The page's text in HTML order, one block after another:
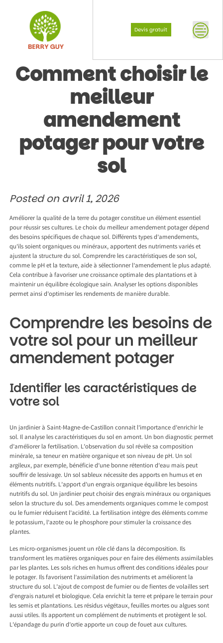
Devis gratuit
Comment choisir le
meilleur
amendement
potager pour votre
sol
Posted on avril 1, 2026
Améliorer la qualité de la terre du potager constitue un élément essentiel
pour réussir ses cultures. Le choix du meilleur amendement potager dépend
des besoins spécifiques de chaque sol. Différents types d’amendements,
qu’ils soient organiques ou minéraux, apportent des nutriments variés et
ajustent la structure du sol. Comprendre les caractéristiques de son sol,
comme le pH et la texture, aide à sélectionner l’amendement le plus adapté.
Cela contribue à favoriser une croissance optimale des plantations et à
maintenir un équilibre écologique sain. Analyser les options disponibles
permet ainsi d’optimiser les rendements de manière durable.
Comprendre les besoins de
votre sol pour un meilleur
amendement potager
Identifier les caractéristiques de
votre sol
Unjardinier à Saint-Magne-de-Castillon connait l’importance d’enrichir le
sol. Il analyse les caractéristiques du sol en amont. Un bon diagnostic permet
d’améliorer la fertilisation. L’observation du sol révèle sa composition
minérale, sa teneur en matière organique et son niveau de pH. Un sol
argileux, par exemple, bénéficie d’une bonne rétention d’eau mais peut
souffrir de lessivage. Un sol sableux nécessite des apports en humus et en
éléments nutritifs. L’apport d’un engrais organique équilibre les besoins
nutritifs du sol. Un jardinier peut choisir des engrais minéraux ou organiques
selon la structure du sol. Des amendements organiques comme le compost
ou le fumier réduisent l’acidité. La fertilisation intègre des éléments comme
le potassium, l’azote ou le phosphore pour stimuler la croissance des
plantes.
Les micro-organismes jouent un rôle clé dans la décomposition. Ils
transforment les matières organiques pour en faire des éléments assimilables
par les plantes. Les sols riches en humus offrent des conditions idéales pour
le potager. Ils favorisent l’assimilation des nutriments et améliorent la
structure du sol. L’ajout de compost de fumier ou de fientes de volailles sert
d’engrais naturel et biologique. Cela enrichit la terre et prépare le terrain pour
les semis et plantations. Les résidus végétaux, feuilles mortes ou algues sont
aussi utiles. Ils apportent un complément de nutriments et protègent le sol.
L’épandage du purin d’ortie apporte un coup de fouet aux cultures.